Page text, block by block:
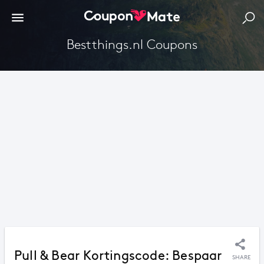
Bestthings.nl Coupons
Pull & Bear Kortingscode: Bespaar SHARE